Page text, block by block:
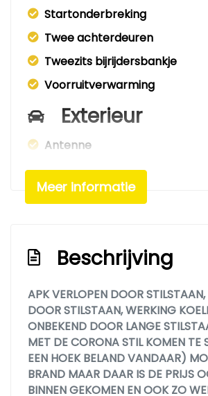
Startonderbreking
Twee achterdeuren
Tweezits bijrijdersbankje
Voorruitverwarming
Exterieur
Antenne
Elektrisch bedienbare ramen
Getint glas
Radio/cd speler
Meer informatie
Beschrijving
APK VERLOPEN DOOR
DOOR STILSTAAN, WERKING
ONBEKEND DOOR LANGE
MET DE CORONA STIL KOMEN TE
EEN HOEK BELAND VANDAAR)
BRAND MAAR DAAR IS DE PRIJS
BINNEN GEKOMEN EN OOK ZO